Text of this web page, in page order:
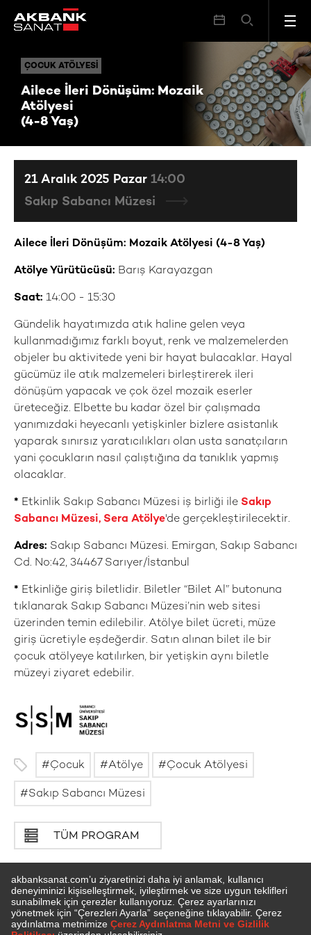
ÇOCUK ATÖLYESI
Ailece İleri Dönüşüm: Mozaik
Atölyesi
(4-8 Yaş)
ÇOCUK ATÖLYESI Ailece İleri Dönüşüm: Mozaik Atölyesi (4-8 Yaş)
Ailece İleri Dönüşüm: Mozaik Atölyesi (4-8 Yaş)
Atölye Yürütücüsü: Barış Karayazgan
Saat: 14:00 - 15:30
Gündelik hayatımızda atık haline gelen veya
kullanmadığımız farklı boyut, renk ve malzemelerden
objeler bu aktivitede yeni bir hayat bulacaklar. Hayal
gücümüz ile atık malzemeleri birleştirerek ileri
dönüşüm yapacak ve çok özel mozaik eserler
üreteceğiz. Elbette bu kadar özel bir çalışmada
yanımızdaki heyecanlı yetişkinler bizlere asistanlık
yaparak sınırsız yaratıcılıkları olan usta sanatçıların
yani çocukların nasıl çalıştığına da tanıklık yapmış
olacaklar.
* Etkinlik Sakıp Sabancı Müzesi iş birliği ile Sakıp
Sabancı Müzesi, Sera Atölye'de gerçekleştirilecektir.
Adres: Sakıp Sabancı Müzesi. Emirgan, Sakıp Sabancı
Cd. No:42, 34467 Sarıyer/İstanbul
* Etkinliğe giriş biletlidir. Biletler “Bilet Al” butonuna
tıklanarak Sakıp Sabancı Müzesi’nin web sitesi
üzerinden temin edilebilir. Atölye bilet ücreti, müze
giriş ücretiyle eşdeğerdir. Satın alınan bilet ile bir
çocuk atölyeye katılırken, bir yetişkin aynı biletle
müzeyi ziyaret edebilir.
Çocuk Atölye Çocuk Atölyesi
Sakıp Sabancı Müzesi
TÜM PROGRAM
21 Aralık 2025 Pazar 14:00
Sakıp Sabancı Müzesi